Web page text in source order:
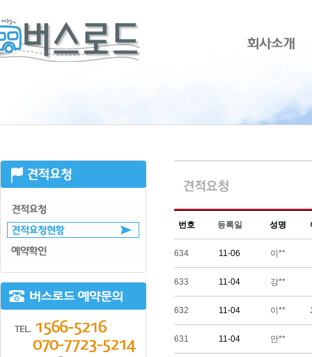
번호 등록일 성명
634 11-06 이**
633 11-04 강**
632 11-04 이**
631 11-04 안**